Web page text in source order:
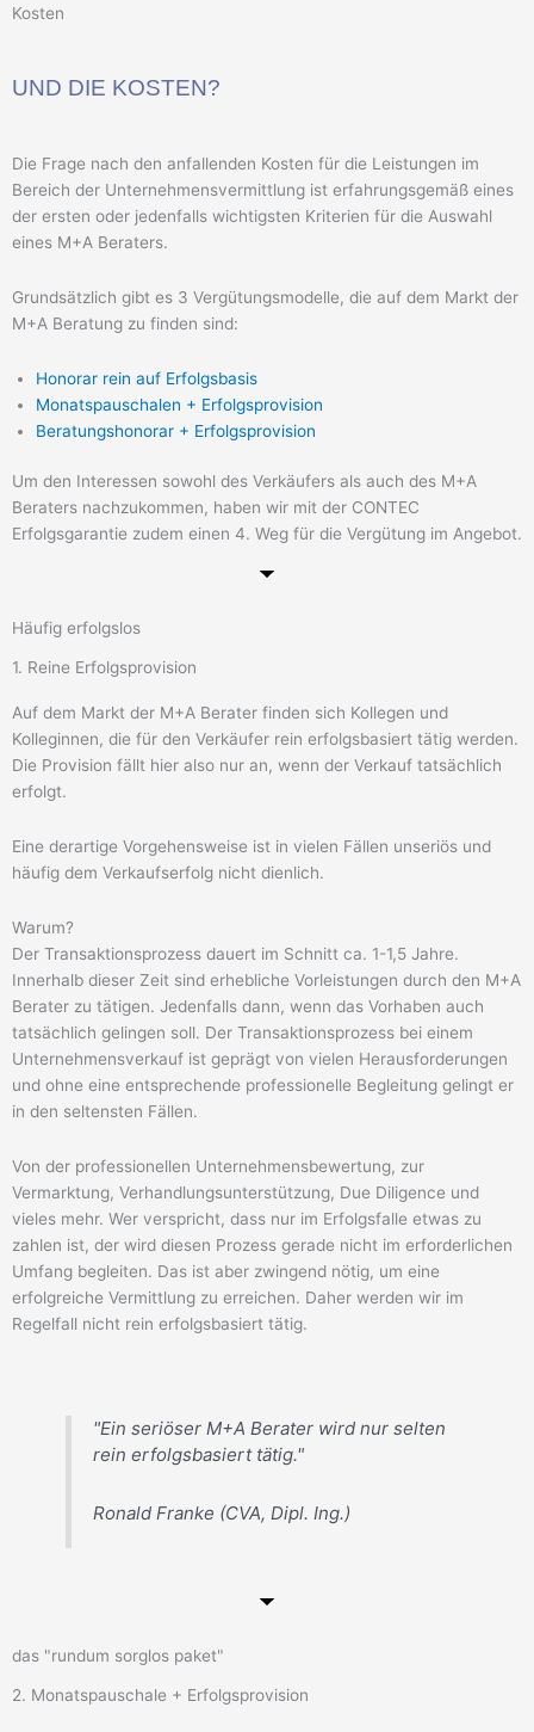
Kosten
UND DIE KOSTEN?
Die Frage nach den anfallenden Kosten für die Leistungen im
Bereich der Unternehmensvermittlung ist erfahrungsgemäß eines
der ersten oder jedenfalls wichtigsten Kriterien für die Auswahl
eines M+A Beraters.
Grundsätzlich gibt es 3 Vergütungsmodelle, die auf dem Markt der
M+A Beratung zu finden sind:
Honorar rein auf Erfolgsbasis
Monatspauschalen + Erfolgsprovision
Beratungshonorar + Erfolgsprovision
Um den Interessen sowohl des Verkäufers als auch des M+A
Beraters nachzukommen, haben wir mit der CONTEC
Erfolgsgarantie zudem einen 4. Weg für die Vergütung im Angebot.
Häufig erfolgslos
1. Reine Erfolgsprovision
Auf dem Markt der M+A Berater finden sich Kollegen und
Kolleginnen, die für den Verkäufer rein erfolgsbasiert tätig werden.
Die Provision fällt hier also nur an, wenn der Verkauf tatsächlich
erfolgt.
Eine derartige Vorgehensweise ist in vielen Fällen unseriös und
häufig dem Verkaufserfolg nicht dienlich.
Warum?
Der Transaktionsprozess dauert im Schnitt ca. 1-1,5 Jahre.
Innerhalb dieser Zeit sind erhebliche Vorleistungen durch den M+A
Berater zu tätigen. Jedenfalls dann, wenn das Vorhaben auch
tatsächlich gelingen soll. Der Transaktionsprozess bei einem
Unternehmensverkauf ist geprägt von vielen Herausforderungen
und ohne eine entsprechende professionelle Begleitung gelingt er
in den seltensten Fällen.
Von der professionellen Unternehmensbewertung, zur
Vermarktung, Verhandlungsunterstützung, Due Diligence und
vieles mehr. Wer verspricht, dass nur im Erfolgsfalle etwas zu
zahlen ist, der wird diesen Prozess gerade nicht im erforderlichen
Umfang begleiten. Das ist aber zwingend nötig, um eine
erfolgreiche Vermittlung zu erreichen. Daher werden wir im
Regelfall nicht rein erfolgsbasiert tätig.
"Ein seriöser M+A Berater wird nur selten
rein erfolgsbasiert tätig."
Ronald Franke (CVA, Dipl. Ing.)
das "rundum sorglos paket"
2. Monatspauschale + Erfolgsprovision